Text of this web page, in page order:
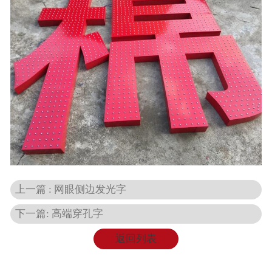
业务范围
产品知识
人才招聘
联系我们
在线留言
上一篇 : 网眼侧边发光字
下一篇: 高端穿孔字
返回列表